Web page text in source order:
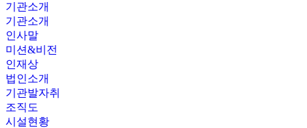
기관소개
기관소개
인사말
미션&비전
인재상
법인소개
기관발자취
조직도
시설현황